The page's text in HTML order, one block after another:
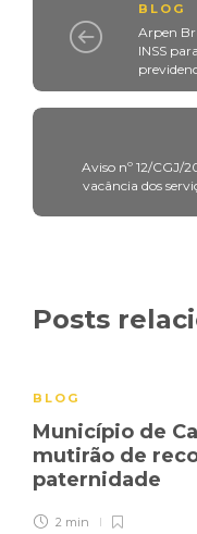
BLOG
Arpen
INSS
Aviso nº 12/CGJ/
vacância dos
Posts
BLOG
Município de
mutirão de
paternidade
2 min